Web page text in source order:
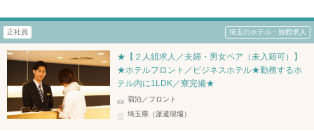
正社員 埼玉のホテル・旅館求人
★【２人組求人／夫婦・男女ペア（未入籍可）】
★ホテルフロント／ビジネスホテル★勤務するホ
テル内に1LDK／寮完備★
宿泊／フロント
埼玉県（派遣現場）